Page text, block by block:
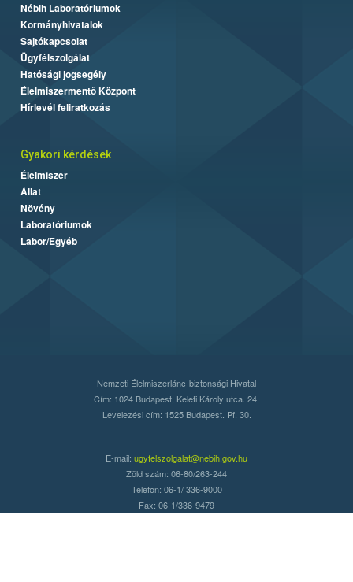
Nébih Laboratóriumok
Kormányhivatalok
Sajtókapcsolat
Ügyfélszolgálat
Hatósági jogsegély
Élelmiszermentő Központ
Hírlevél feliratkozás
Gyakori kérdések
Élelmiszer
Állat
Növény
Laboratóriumok
Labor/Egyéb
Nemzeti Élelmiszerlánc-biztonsági Hivatal
Cím: 1024 Budapest, Keleti Károly utca. 24.
Levelezési cím: 1525 Budapest. Pf. 30.
E-mail: ugyfelszolgalat@nebih.gov.hu
Zöld szám: 06-80/263-244
Telefon: 06-1/ 336-9000
Fax: 06-1/336-9479